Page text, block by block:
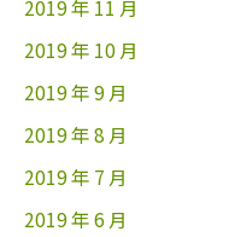
2019 年 11 月
2019 年 10 月
2019 年 9 月
2019 年 8 月
2019 年 7 月
2019 年 6 月